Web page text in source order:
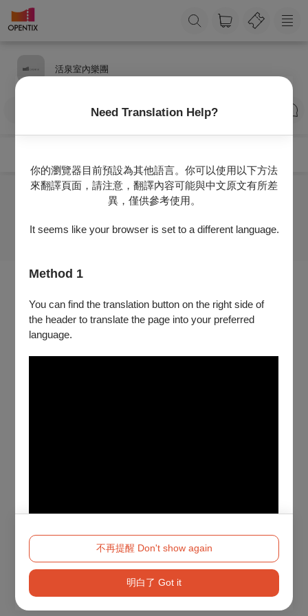
Need Translation Help?
你的瀏覽器目前預設為其他語言。你可以使用以下方法
來翻譯頁面，請注意，翻譯內容可能與中文原文有所差
異，僅供參考使用。
It seems like your browser is set to a different language.
Method 1
You can find the translation button on the right side of
the header to translate the page into your preferred
language.
Method 2
不再提醒 Don't show again
明白了 Got it
活泉室內樂團
訂閱